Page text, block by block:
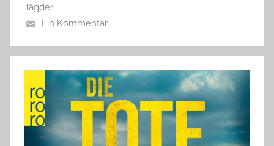
Tägder
Ein Kommentar